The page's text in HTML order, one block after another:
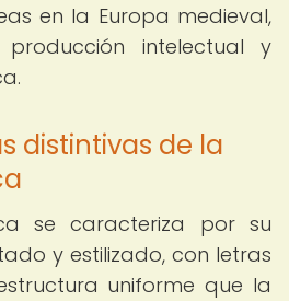
en la Europa medieval,
intelectual y
distintivas de la
se caracteriza por su
y estilizado, con letras
uniforme que la